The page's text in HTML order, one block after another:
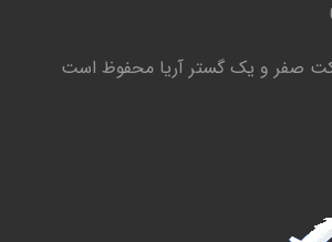
صفر و یک گستر آریا محفوظ است